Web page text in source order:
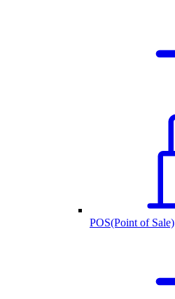
POS(Point of Sale)